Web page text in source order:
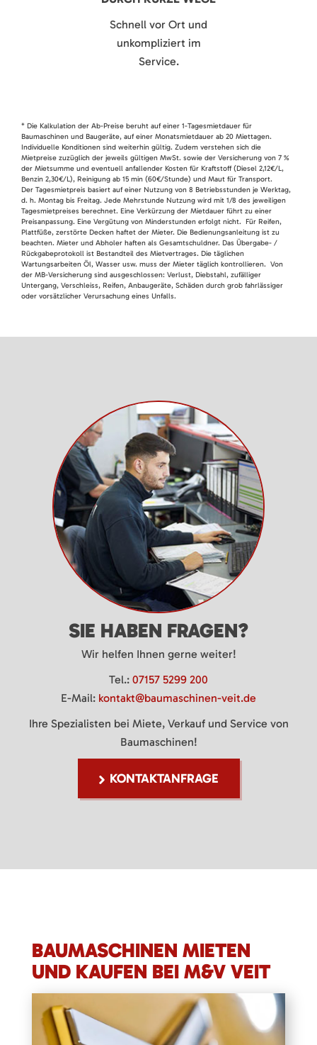
Schnell vor Ort und
unkompliziert im
Service.
* Die Kalkulation der Ab-Preise beruht auf einer 1-Tagesmietdauer für
Baumaschinen und Baugeräte, auf einer Monatsmietdauer ab 20 Miettagen.
Individuelle Konditionen sind weiterhin gültig. Zudem verstehen sich die
Mietpreise zuzüglich der jeweils gültigen MwSt. sowie der Versicherung von 7 %
der Mietsumme und eventuell anfallender Kosten für Kraftstoff (Diesel 2,12€/L,
Benzin 2,30€/L), Reinigung ab 15 min (60€/Stunde) und Maut für Transport.
Der Tagesmietpreis basiert auf einer Nutzung von 8 Betriebsstunden je Werktag,
d. h. Montag bis Freitag. Jede Mehrstunde Nutzung wird mit 1/8 des jeweiligen
Tagesmietpreises berechnet. Eine Verkürzung der Mietdauer führt zu einer
Preisanpassung. Eine Vergütung von Minderstunden erfolgt nicht. Für Reifen,
Plattfüße, zerstörte Decken haftet der Mieter. Die Bedienungsanleitung ist zu
beachten. Mieter und Abholer haften als Gesamtschuldner. Das Übergabe- /
Rückgabeprotokoll ist Bestandteil des Mietvertrages. Die täglichen
Wartungsarbeiten Öl, Wasser usw. muss der Mieter täglich kontrollieren. Von
der MB-Versicherung sind ausgeschlossen: Verlust, Diebstahl, zufälliger
Untergang, Verschleiss, Reifen, Anbaugeräte, Schäden durch grob fahrlässiger
oder vorsätzlicher Verursachung eines Unfalls.
SIE HABEN FRAGEN?
Wir helfen Ihnen gerne weiter!
Tel.: 07157 5299 200
E-Mail: kontakt@baumaschinen-veit.de
Ihre Spezialisten bei Miete, Verkauf und Service von
Baumaschinen!
KONTAKTANFRAGE
BAUMASCHINEN MIETEN
UND KAUFEN BEI M&V VEIT